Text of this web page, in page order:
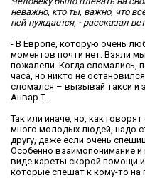
неважно, кто ты, важно, что
ней нуждается, - рассказал
- В Европе, которую очень
моментов почти нет. Взяли
пожалели. Когда сломались,
часа, но никто не
сломался – вызывай такси и
Анвар Т.
Так или иначе, но, как
много молодых людей, надо
другу, даже если очень
Особенно взаимопонимание
виде кареты скорой помощи
которые спешат к кому-то на